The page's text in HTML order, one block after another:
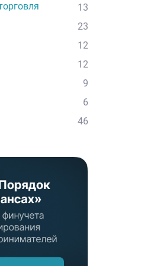
13
23
12
12
9
6
46